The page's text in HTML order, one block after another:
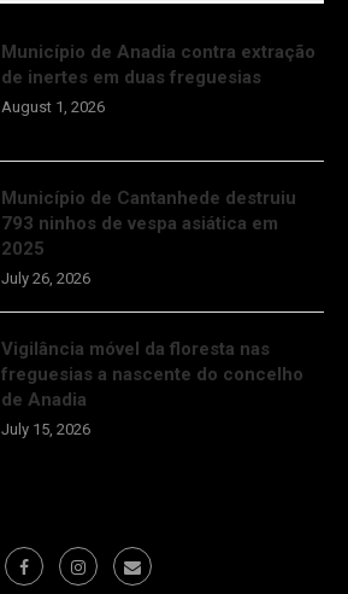
Município de Anadia contra extração
de inertes em duas freguesias
August 1, 2026
Município de Cantanhede destruiu
793 ninhos de vespa asiática em
2025
July 26, 2026
Vigilância móvel da floresta nas
freguesias a nascente do concelho
de Anadia
July 15, 2026